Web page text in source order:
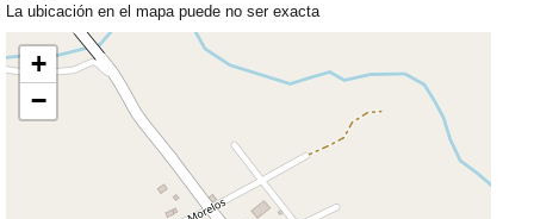
La ubicación en el mapa puede no ser exacta
+
−